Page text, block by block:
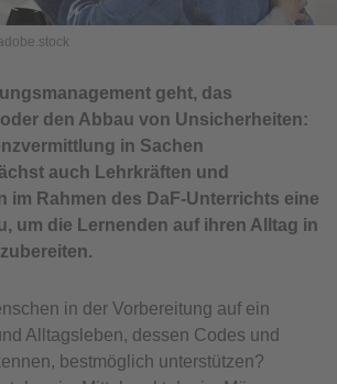
geht, das
den Abbau von Unsicherheiten:
in Sachen
auch Lehrkräften und
im Rahmen des DaF-Unterrichts eine
um die Lernenden auf ihren Alltag in
in der Vorbereitung auf ein
Alltagsleben, dessen Codes und
bestmöglich unterstützen?